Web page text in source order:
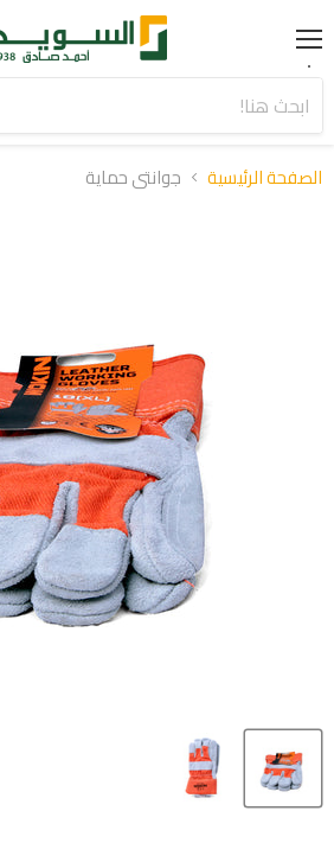
Menu
الصفحة الرئيسية جوانتى حماية